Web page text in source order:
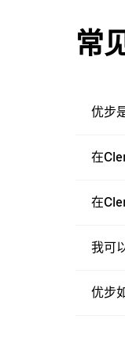
常
优步
在
在
我可
优步